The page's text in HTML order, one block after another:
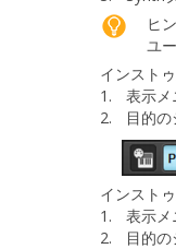
ヒ
ユ
インスト
1.
表示
2.
目的
インスト
1.
表示
2.
目的